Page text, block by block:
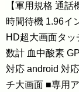
【軍用規格 通
時間待機 1.96イ
HD超大画面タ
数計 血中酸素
対応 android 対
チ大画面 ■専用